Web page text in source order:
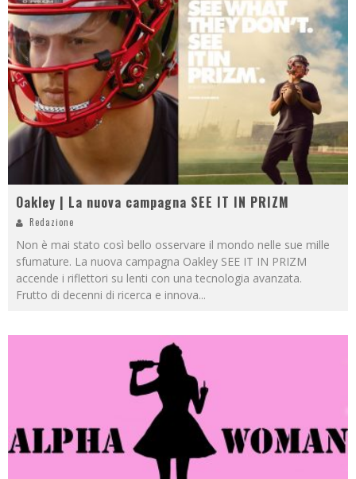
Oakley | La nuova campagna SEE IT IN PRIZM
Redazione
Non è mai stato così bello osservare il mondo nelle sue mille
sfumature. La nuova campagna Oakley SEE IT IN PRIZM
accende i riflettori su lenti con una tecnologia avanzata.
Frutto di decenni di ricerca e innova...